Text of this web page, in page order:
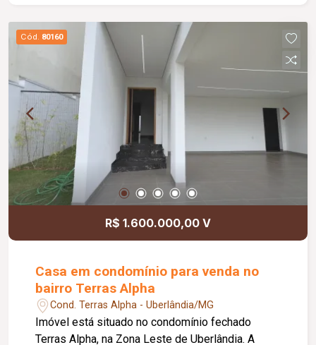
chuveiros e piscina. Garagem para 2 carros.
Cód. 80160
R$ 1.600.000,00 V
Casa em condomínio para venda no
bairro Terras Alpha
Cond. Terras Alpha - Uberlândia/MG
Imóvel está situado no condomínio fechado
Terras Alpha, na Zona Leste de Uberlândia. A